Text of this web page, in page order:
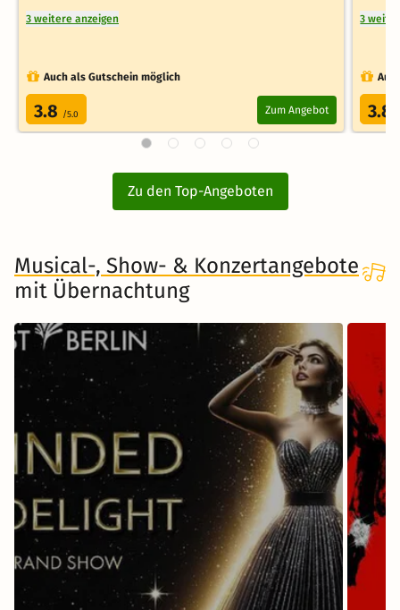
3 weitere anzeigen
Auch als Gutschein möglich
3.8 /5.0 Zum Angebot
3
3.8
Zu den Top-Angeboten
Musical-, Show- & Konzertangebote
mit Übernachtung